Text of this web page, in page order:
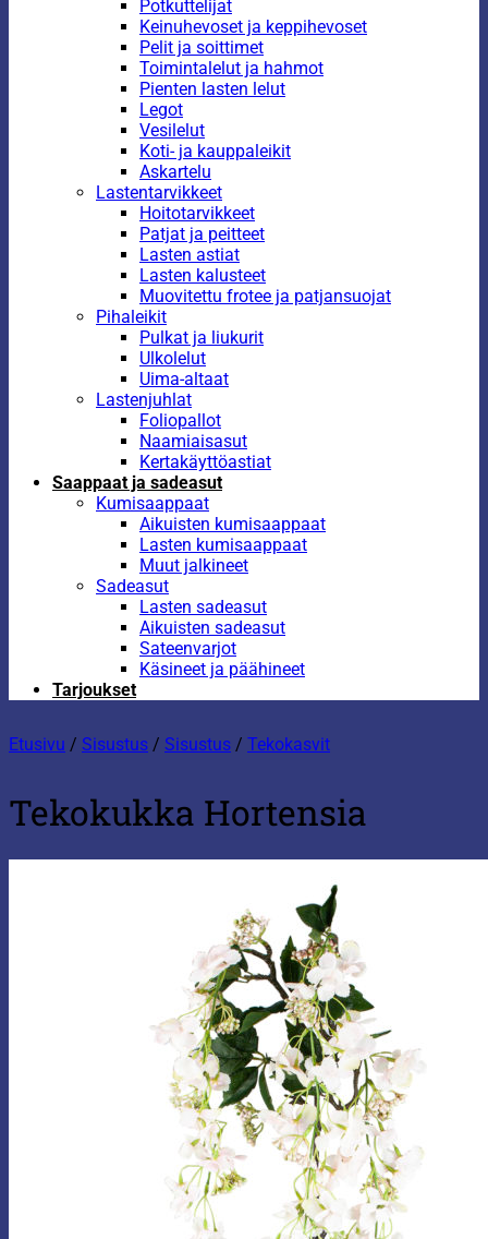
Potkuttelijat
Keinuhevoset ja keppihevoset
Pelit ja soittimet
Toimintalelut ja hahmot
Pienten lasten lelut
Legot
Vesilelut
Koti- ja kauppaleikit
Askartelu
Lastentarvikkeet
Hoitotarvikkeet
Patjat ja peitteet
Lasten astiat
Lasten kalusteet
Muovitettu frotee ja patjansuojat
Pihaleikit
Pulkat ja liukurit
Ulkolelut
Uima-altaat
Lastenjuhlat
Foliopallot
Naamiaisasut
Kertakäyttöastiat
Saappaat ja sadeasut
Kumisaappaat
Aikuisten kumisaappaat
Lasten kumisaappaat
Muut jalkineet
Sadeasut
Lasten sadeasut
Aikuisten sadeasut
Sateenvarjot
Käsineet ja päähineet
Tarjoukset
Etusivu / Sisustus / Sisustus / Tekokasvit
Tekokukka Hortensia